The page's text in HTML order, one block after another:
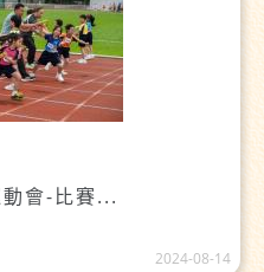
會-比賽...
2024-08-14